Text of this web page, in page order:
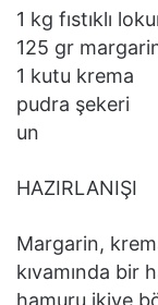
1 kg fıstıklı
125 gr
1 kutu krema
pudra şekeri
un
HAZIRLANIŞI
Margarin,
kıvamında bir
hamuru ikiye